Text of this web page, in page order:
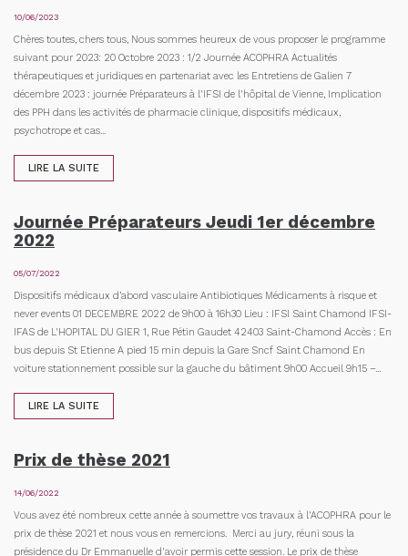
10/06/2023
Chères toutes, chers tous, Nous sommes heureux de vous proposer le programme
suivant pour 2023: 20 Octobre 2023 : 1/2 Journée ACOPHRA Actualités
thérapeutiques et juridiques en partenariat avec les Entretiens de Galien 7
décembre 2023 : journée Préparateurs à l'IFSI de l'hôpital de Vienne, Implication
des PPH dans les activités de pharmacie clinique, dispositifs médicaux,
psychotrope et cas...
LIRE LA SUITE
Journée Préparateurs Jeudi 1er décembre
2022
05/07/2022
Dispositifs médicaux d’abord vasculaire Antibiotiques Médicaments à risque et
never events 01 DECEMBRE 2022 de 9h00 à 16h30 Lieu : IFSI Saint Chamond IFSI-
IFAS de L'HOPITAL DU GIER 1, Rue Pétin Gaudet 42403 Saint-Chamond Accès : En
bus depuis St Etienne A pied 15 min depuis la Gare Sncf Saint Chamond En
voiture stationnement possible sur la gauche du bâtiment 9h00 Accueil 9h15 –...
LIRE LA SUITE
Prix de thèse 2021
14/06/2022
Vous avez été nombreux cette année à soumettre vos travaux à l'ACOPHRA pour le
prix de thèse 2021 et nous vous en remercions. Merci au jury, réuni sous la
présidence du Dr Emmanuelle d'avoir permis cette session. Le prix de thèse